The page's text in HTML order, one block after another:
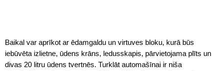
Baikal var aprīkot ar ēdamgaldu un virtuves bloku, kurā būs
iebūvēta izlietne, ūdens krāns, ledusskapis, pārvietojama plīts un
divas 20 litru ūdens tvertnēs. Turklāt automašīnai ir niša